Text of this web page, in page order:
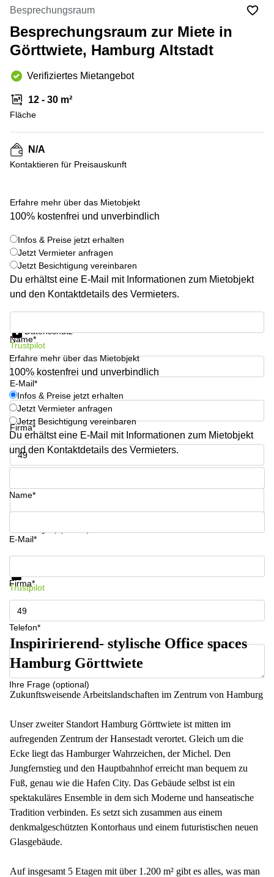
Düsseldorf
Büro
mieten
Köln
Büro
Essen
Büro
mieten
Hannover
Seminarraum
mieten
Neuss
Büro
mieten
Hamburg
Büro
mieten
Mitte
Büro
mieten
Dortmund
Tagungsraum
München
Büro
Mannheim
mieten
Büro
mieten
Meetingraum
Köln
Berlin
Kienberger
Allee 4
Berlin
Schönefeld
8 Hannover
21 Regus
Düsseldorf
Arcus
Str.
Mainzer
69
Frankfurt
Europaplatz
2 Berlin
Regus
726 Köln
Hohenstaufenring
62 Köln
Erna-
Scheffler-
Str. 1A
Köln
Hohenzollernring
57 Koln
Erhard-
Straße 18
Hamburg
Besprechungsraum
Besprechungsraum zur Miete in
Görttwiete, Hamburg Altstadt
Verifiziertes Mietangebot
12 - 30 m²
Fläche
N/A
Kontaktieren für Preisauskunft
Erfahre mehr über das Mietobjekt
100% kostenfrei und unverbindlich
Infos & Preise jetzt erhalten
Jetzt Vermieter anfragen
Jetzt Besichtigung vereinbaren
Du erhältst eine E-Mail mit Informationen zum Mietobjekt
und den Kontaktdetails des Vermieters.
Name*
E-Mail*
Firma*
Telefon*
Datenschutz
Trustpilot
Erfahre mehr über das Mietobjekt
100% kostenfrei und unverbindlich
Infos & Preise jetzt erhalten
Jetzt Vermieter anfragen
Jetzt Besichtigung vereinbaren
Du erhältst eine E-Mail mit Informationen zum Mietobjekt
und den Kontaktdetails des Vermieters.
Name*
E-Mail*
Firma*
Telefon*
Ihre Frage (optional)
Infos & Preise jetzt erhalten
Trustpilot
Inspiririerend- stylische Office spaces
Hamburg Görttwiete
Zukunftsweisende Arbeitslandschaften im Zentrum von Hamburg
Unser zweiter Standort Hamburg Görttwiete ist mitten im
aufregenden Zentrum der Hansestadt verortet. Gleich um die
Ecke liegt das Hamburger Wahrzeichen, der Michel. Den
Jungfernstieg und den Hauptbahnhof erreicht man bequem zu
Fuß, genau wie die Hafen City. Das Gebäude selbst ist ein
spektakuläres Ensemble in dem sich Moderne und hanseatische
Tradition verbinden. Es setzt sich zusammen aus einem
denkmalgeschützten Kontorhaus und einem futuristischen neuen
Glasgebäude.
Auf insgesamt 5 Etagen mit über 1.200 m² gibt es alles, was man